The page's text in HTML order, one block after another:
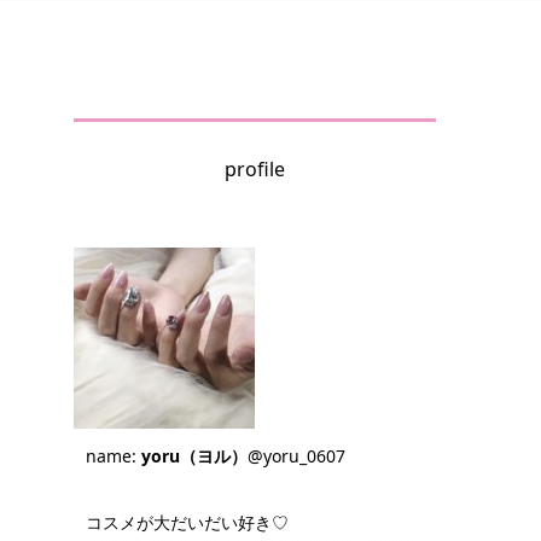
profile
name: yoru（ヨル） @yoru_0607
コスメが大だいだい好き♡